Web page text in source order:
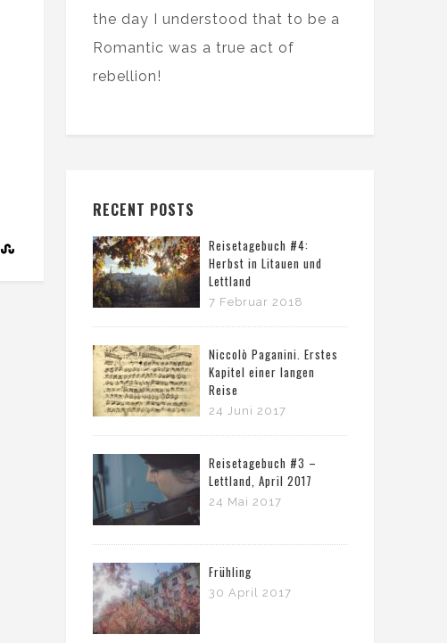
the day I understood that to be a
Romantic was a true act of
rebellion!
RECENT POSTS
Reisetagebuch #4:
Herbst in Litauen und
Lettland
7 Februar 2018
Niccolò Paganini. Erstes
Kapitel einer langen
Reise
24 Juni 2017
Reisetagebuch #3 –
Lettland, April 2017
24 Mai 2017
Frühling
30 April 2017